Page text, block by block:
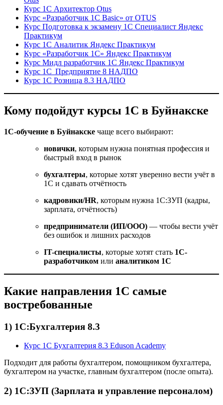
Курс 1С Архитектор Otus
Курс «Разработчик 1С Basic» от OTUS
Курс Подготовка к экзамену 1С Специалист Яндекс
Практикум
Курс 1С Аналитик Яндекс Практикум
Курс «Разработчик 1С» Яндекс Практикум
Курс Мидл разработчик 1С Яндекс Практикум
Курс 1С Предприятие 8 НАДПО
Курс 1С Розница 8.3 НАДПО
Кому подойдут курсы 1С в Буйнакске
1С-обучение в Буйнакске чаще всего выбирают:
новички, которым нужна понятная профессия и
быстрый вход в рынок
бухгалтеры, которые хотят уверенно вести учёт в
1С и сдавать отчётность
кадровики/HR, которым нужна 1С:ЗУП (кадры,
зарплата, отчётность)
предприниматели (ИП/ООО) — чтобы вести учёт
без ошибок и лишних расходов
IT-специалисты, которые хотят стать 1С-
разработчиком или аналитиком 1С
Какие направления 1С самые
востребованные
1) 1С:Бухгалтерия 8.3
Курс 1С Бухгалтерия 8.3 Eduson Academy
Подходит для работы бухгалтером, помощником бухгалтера,
бухгалтером на участке, главным бухгалтером (после опыта).
2) 1С:ЗУП (Зарплата и управление персоналом)